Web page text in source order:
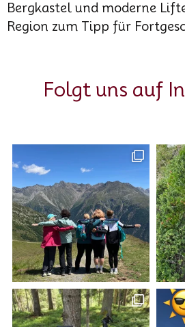
Bergkastel und moderne
Region zum Tipp für
Folgt uns auf